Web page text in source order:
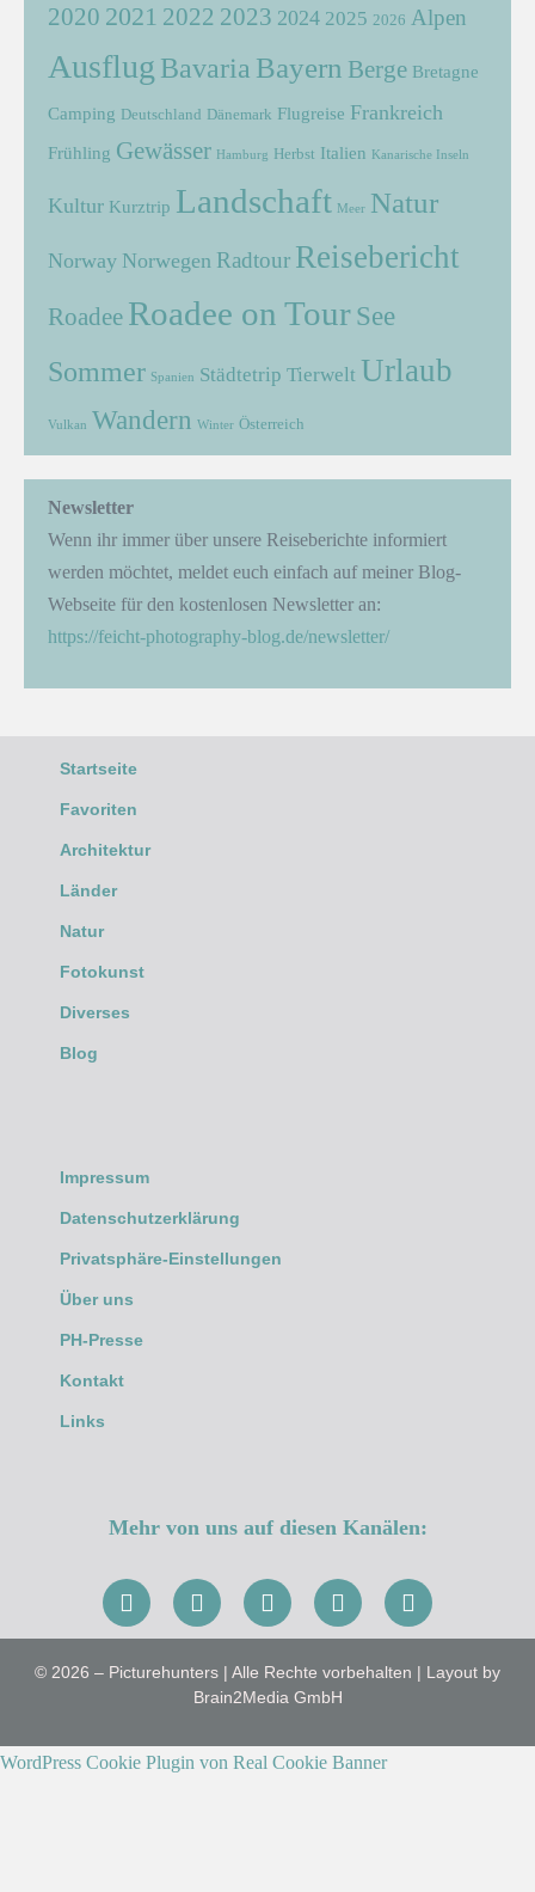
2020 2021 2022 2023 2024 2025 2026 Alpen
Ausflug Bavaria Bayern Berge Bretagne
Camping Deutschland Dänemark Flugreise Frankreich
Frühling Gewässer Hamburg Herbst Italien Kanarische Inseln
Kultur Kurztrip Landschaft Meer Natur
Norway Norwegen Radtour Reisebericht
Roadee Roadee on Tour See
Sommer Spanien Städtetrip Tierwelt Urlaub
Vulkan Wandern Winter Österreich
Newsletter
Wenn ihr immer über unsere Reiseberichte informiert
werden möchtet, meldet euch einfach auf meiner Blog-
Webseite für den kostenlosen Newsletter an:
https://feicht-photography-blog.de/newsletter/
Startseite
Favoriten
Architektur
Länder
Natur
Fotokunst
Diverses
Blog
Impressum
Datenschutzerklärung
Privatsphäre-Einstellungen
Über uns
PH-Presse
Kontakt
Links
Mehr von uns auf diesen Kanälen:
© 2026 – Picturehunters | Alle Rechte vorbehalten | Layout by
Brain2Media GmbH
WordPress Cookie Plugin von Real Cookie Banner